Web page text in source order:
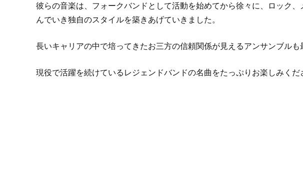
彼らの音楽は、フォークバンドとして活動を始めてから徐々に、ロック
んでいき独自のスタイルを築きあげていきました。
長いキャリアの中で培ってきたお三方の信頼関係が見えるアンサンブルも
現役で活躍を続けているレジェンドバンドの名曲をたっぷりお楽しみくだ